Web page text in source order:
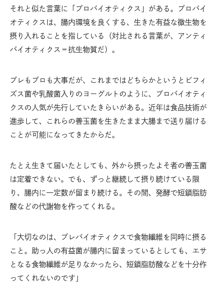
それと似た言葉に「プロバイオティクス」がある。プロバイ
オティクスは、腸内環境を良くする、生きた有益な微生物を
摂り入れることを指している（対比される言葉が、アンティ
バイオティクス＝抗生物質だ）。
プレもプロも大事だが、これまではどちらかというとビフィ
ズス菌や乳酸菌入りのヨーグルトのように、プロバイオティ
クスの人気が先行していたきらいがある。近年は食品技術が
進歩して、これらの善玉菌を生きたまま大腸まで送り届ける
ことが可能になってきたからだ。
たとえ生きて届いたとしても、外から摂ったよそ者の善玉菌
は定着できない。でも、ずっと継続して摂り続けている限
り、腸内に一定数が留まり続ける。その間、発酵で短鎖脂肪
酸などの代謝物を作ってくれる。
「大切なのは、プレバイオティクスで食物繊維を同時に摂る
こと。助っ人の有益菌が腸内に留まっているとしても、エサ
となる食物繊維が足りなかったら、短鎖脂肪酸などを十分作
ってくれないのです」